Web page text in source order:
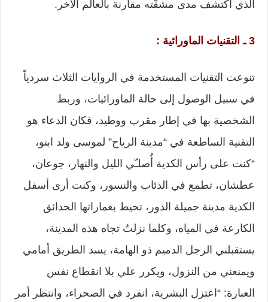
الذي اكتشف مدى مشقّته مقارنة بالعالم الآخر.
3 ـ التقنيات الماورائية :
تنوعت التقنيات المستخدمة في الروايات الثلاث سردياً
في سبيل الوصول إلى حالة الماورائيات، وربط
الشخصية بها في إطار مقرب ووطيد، فكان الدعاء هو
التقنية الساطعة في “مدينة الرياح” لموسى ولد ابنو،
“كنت على رأس الكدية أُصلـّي الليل والنهار، جوعان،
عطشان، تطمع في الذئاب والنسور، وكنت أرى أسفل
الكدية مدينة جميلة الدور، تحيط بعماراتها الحدائق
الكارعة في المياه، وكلما نزلتُ تجاه هذه المدينة،
يستقبلني الرجل الدميم ذو الهامة، يسد الطريق أمامي
ويمنعني من النزول، ويكرر علي بلا انقطاع نفس
العبارة: “اعتزل البشرية، انفرد في الصحراء، وانتظر أمر